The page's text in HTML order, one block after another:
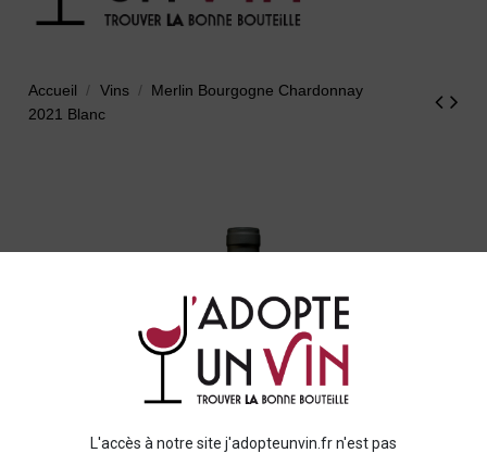
L'accès à notre site j'adopteunvin.fr n'est pas
Accueil Vins
Merlin Bourgogne Chardonnay
2021 Blanc